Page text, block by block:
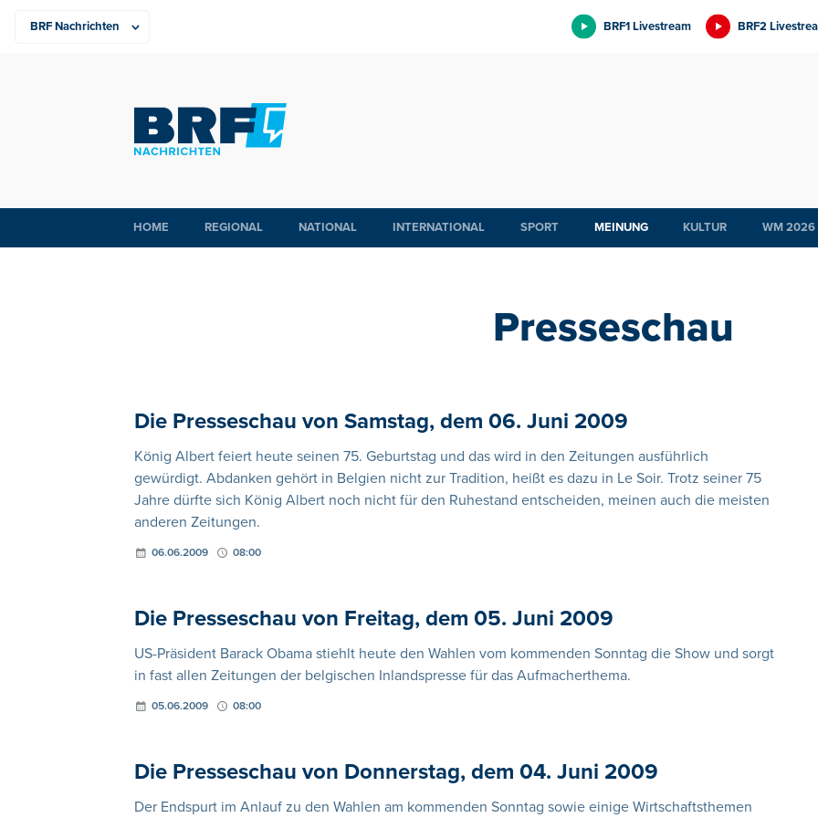
BRF1 Livestream BRF2
HOME REGIONAL NATIONAL INTERNATIONAL SPORT MEINUNG KULTUR WM 2026
Presseschau
Die Presseschau von Samstag, dem 06. Juni 2009
König Albert feiert heute seinen 75. Geburtstag und das wird in den Zeitungen ausführlich
gewürdigt. Abdanken gehört in Belgien nicht zur Tradition, heißt es dazu in Le Soir. Trotz seiner 75
Jahre dürfte sich König Albert noch nicht für den Ruhestand entscheiden, meinen auch die meisten
anderen Zeitungen.
06.06.2009 08:00
Die Presseschau von Freitag, dem 05. Juni 2009
US-Präsident Barack Obama stiehlt heute den Wahlen vom kommenden Sonntag die Show und sorgt
in fast allen Zeitungen der belgischen Inlandspresse für das Aufmacherthema.
05.06.2009 08:00
Die Presseschau von Donnerstag, dem 04. Juni 2009
Der Endspurt im Anlauf zu den Wahlen am kommenden Sonntag sowie einige Wirtschaftsthemen